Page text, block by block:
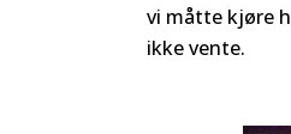
vi måtte kjøre
ikke vente.